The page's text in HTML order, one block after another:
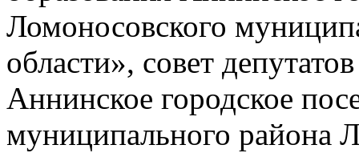
Ломоносовского
области», совет
Аннинское городское
муниципального района